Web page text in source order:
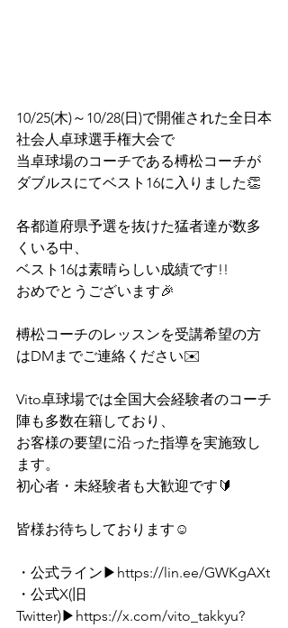
10/25(木)～10/28(日)で開催された⁡全日本
社会人卓球選手権大会で
当卓球場のコーチである榑松コーチが⁡⁡
ダブルスにて⁡ベスト16に入りました👏⁡⁡
⁡⁡各都道府県予選を抜けた猛者達が数多
くいる中、⁡
ベスト16は⁡素晴らしい成績です!!⁡
⁡おめでとうございます🎉⁡
⁡⁡⁡榑松コーチのレッスンを受講希望の方
はDMまでご連絡ください✉️
Vito卓球場では全国大会経験者のコーチ
陣も多数在籍しており、
⁡お客様の要望に沿った指導を実施致し
ます。⁡⁡
⁡初心者・未経験者も大歓迎です🔰
皆様お待ちしております☺️
・⁡公式ライン⁡▶⁡ https://lin.ee/GWKgAXt
・⁡公式X(旧
Twitter)⁡▶https://x.com/vito_takkyu?